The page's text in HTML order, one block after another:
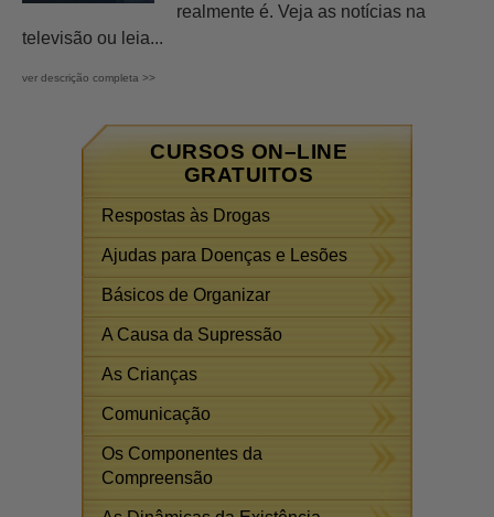
realmente é. Veja as notícias na
televisão ou leia...
ver descrição completa >>
CURSOS ON–LINE
GRATUITOS
Respostas às Drogas
Ajudas para Doenças e Lesões
Básicos de Organizar
A Causa da Supressão
As Crianças
Comunicação
Os Componentes da
Compreensão